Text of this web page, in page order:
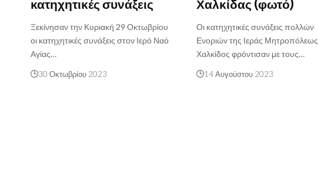
κατηχητικές συνάξεις
Ξεκίνησαν την Κυριακή 29 Οκτωβρίου
οι κατηχητικές συνάξεις στον Ιερό Ναό
Αγίας…
30 Οκτωβρίου 2023
Χαλκίδας (φωτό)
Οι κατηχητικές συνάξεις πολλών
Ενοριών της Ιεράς Μητροπόλεως
Χαλκίδος φρόντισαν με τους…
14 Αυγούστου 2023